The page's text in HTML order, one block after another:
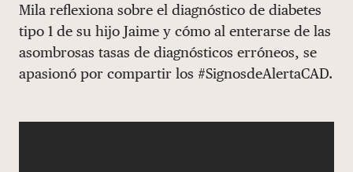
Quienes somos
Mila reflexiona sobre el diagnóstico de diabetes
tipo 1 de su hijo Jaime y cómo al enterarse de las
asombrosas tasas de diagnósticos erróneos, se
apasionó por compartir los #SignosdeAlertaCAD.